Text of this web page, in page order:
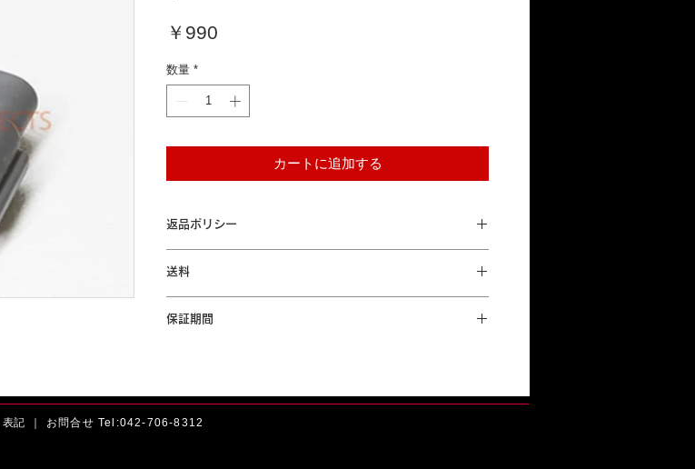
￥990
数量 *
カートに追加する
返品ポリシー
ん。ご了承ください。
送料
保証期間
表記 ｜ お問合せ Tel:042-706-8312